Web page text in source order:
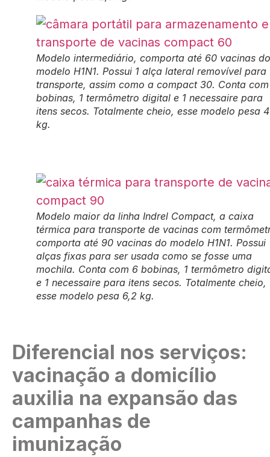
Modelo intermediário, comporta até 60 vacinas do
modelo H1N1. Possui 1 alça lateral removível para
transporte, assim como a compact 30. Conta
bobinas, 1 termômetro digital e 1 necessaire para
itens secos. Totalmente cheio, esse modelo pesa 4
kg.
Modelo maior da linha Indrel Compact, a caixa
térmica para transporte de vacinas com
comporta até 90 vacinas do modelo H1N1. Possui
alças fixas para ser usada como se fosse uma
mochila. Conta com 6 bobinas, 1 termômetro
e 1 necessaire para itens secos. Totalmente cheio,
esse modelo pesa 6,2 kg.
Diferencial nos serviços:
vacinação a domicílio
auxilia na expansão das
campanhas de
imunização